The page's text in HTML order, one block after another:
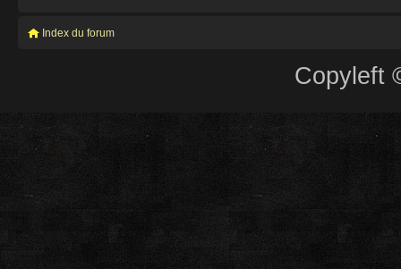
Index du forum
Copyleft